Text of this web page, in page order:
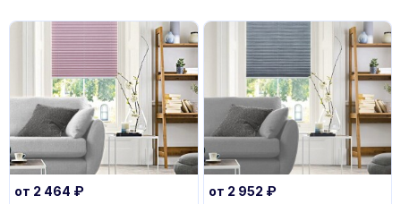
от 2 464 ₽ от 2 952 ₽